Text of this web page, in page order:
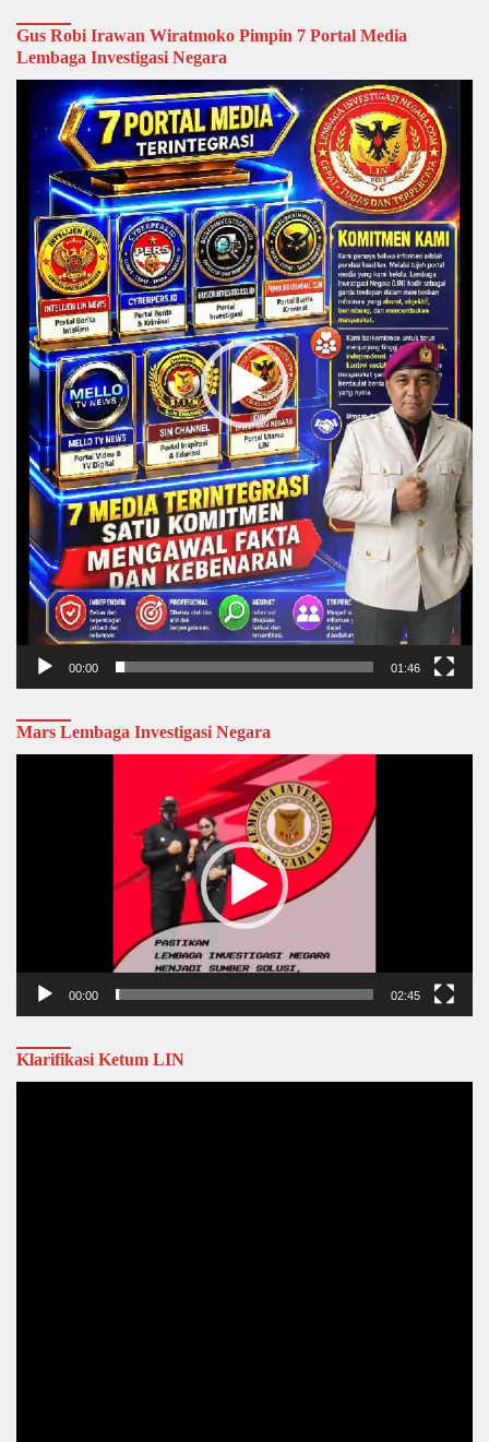
Gus Robi Irawan Wiratmoko Pimpin 7 Portal Media
Lembaga Investigasi Negara
Video
Player
00:00 01:46
Mars Lembaga Investigasi Negara
00:00 02:45
Klarifikasi Ketum LIN